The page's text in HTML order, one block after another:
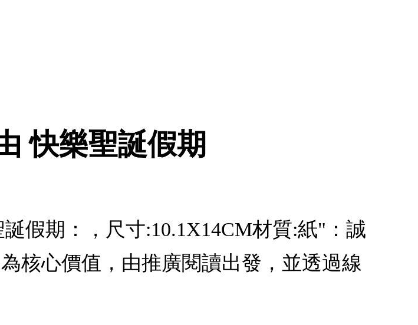
快樂聖誕假期
假期：，尺寸:10.1X14CM材質:紙"：誠
核心價值，由推廣閱讀出發，並透過線